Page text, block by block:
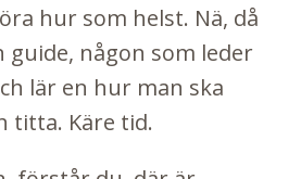
hur som helst. Nä, då
guide, någon som leder
lär en hur man ska
titta. Käre tid.